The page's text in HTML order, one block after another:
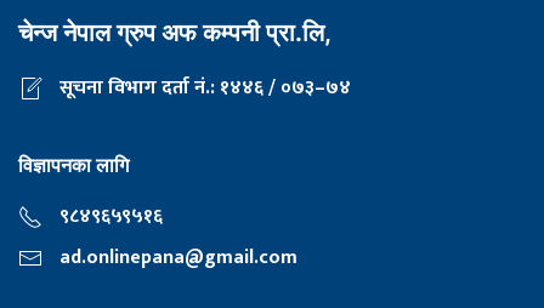
चेन्ज नेपाल ग्रुप अफ कम्पनी प्रा.लि,
सूचना विभाग दर्ता नं.: १४४६ / ०७३–७४
विज्ञापनका लागि
९८४९६५९५१६
ad.onlinepana@gmail.com